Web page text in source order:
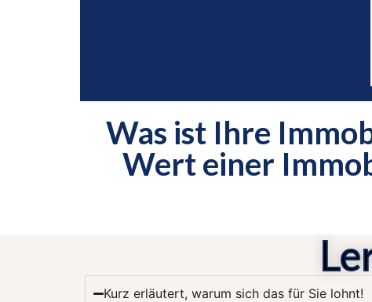
Nadine
Eckhoff
0176 - 31 26
45 41
Was ist Ihre
Wert einer
Kurz erläutert, warum sich das für Sie lohnt!